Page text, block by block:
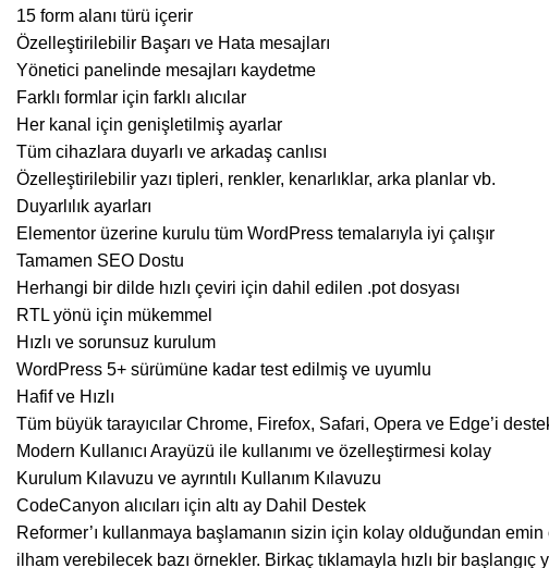
15 form alanı türü içerir
Özelleştirilebilir Başarı ve Hata mesajları
Yönetici panelinde mesajları kaydetme
Farklı formlar için farklı alıcılar
Her kanal için genişletilmiş ayarlar
Tüm cihazlara duyarlı ve arkadaş canlısı
Özelleştirilebilir yazı tipleri, renkler, kenarlıklar, arka planlar vb.
Duyarlılık ayarları
Elementor üzerine kurulu tüm WordPress temalarıyla iyi çalışır
Tamamen SEO Dostu
Herhangi bir dilde hızlı çeviri için dahil edilen .pot dosyası
RTL yönü için mükemmel
Hızlı ve sorunsuz kurulum
WordPress 5+ sürümüne kadar test edilmiş ve uyumlu
Hafif ve Hızlı
Tüm büyük tarayıcılar Chrome, Firefox, Safari, Opera ve Edge’i
Modern Kullanıcı Arayüzü ile kullanımı ve özelleştirmesi kolay
Kurulum Kılavuzu ve ayrıntılı Kullanım Kılavuzu
CodeCanyon alıcıları için altı ay Dahil Destek
Reformer’ı kullanmaya başlamanın sizin için kolay olduğundan
ilham verebilecek bazı örnekler. Birkaç tıklamayla hızlı bir başlangıç